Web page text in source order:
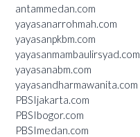
antammedan.com
yayasanarrohmah.com
yayasanpkbm.com
yayasanmambaulirsyad.com
yayasanabm.com
yayasandharmawanita.com
PBSIjakarta.com
PBSIbogor.com
PBSImedan.com